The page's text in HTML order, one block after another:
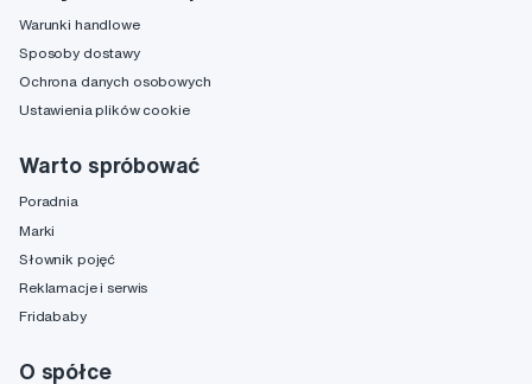
Warunki handlowe
Sposoby dostawy
Ochrona danych osobowych
Ustawienia plików cookie
Warto spróbować
Poradnia
Marki
Słownik pojęć
Reklamacje i serwis
Fridababy
O spółce